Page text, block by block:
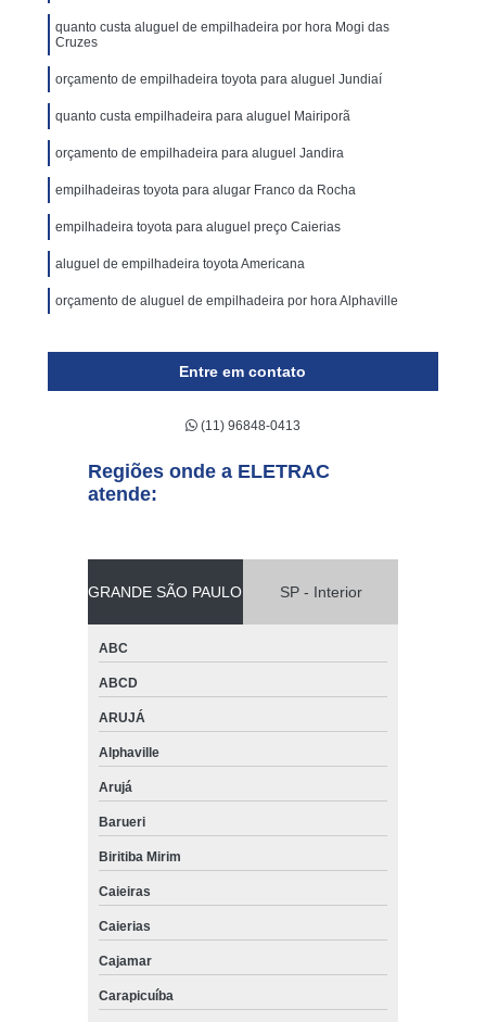
quanto custa aluguel de empilhadeira por hora Mogi das
Cruzes
orçamento de empilhadeira toyota para aluguel Jundiaí
quanto custa empilhadeira para aluguel Mairiporã
orçamento de empilhadeira para aluguel Jandira
empilhadeiras toyota para alugar Franco da Rocha
empilhadeira toyota para aluguel preço Caierias
aluguel de empilhadeira toyota Americana
orçamento de aluguel de empilhadeira por hora Alphaville
Entre em contato
(11) 96848-0413
Regiões onde a ELETRAC
atende:
GRANDE SÃO PAULO SP - Interior
ABC
ABCD
ARUJÁ
Alphaville
Arujá
Barueri
Biritiba Mirim
Caieiras
Caierias
Cajamar
Carapicuíba